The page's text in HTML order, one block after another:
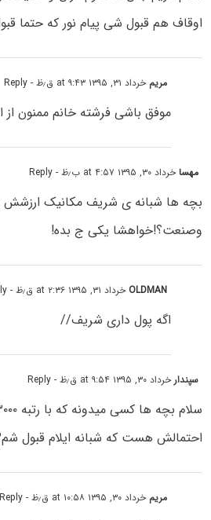
اوقاف هم قبول شی پیام نور که حتما قبول
مریم خرداد ۳۱, ۱۳۹۵ at ۹:۴۳ ق٫ظ - Reply
موفق باشی فرشته خانم ممنون از
مهساخرداد ۳۰, ۱۳۹۵ at ۴:۵۷ ب٫ظ - Reply
بچه ها شبانه ی شریف مکانیک ارزشش
وصنعت؟!خواهشا یکی ج بده!
OLDMANخرداد ۳۱, ۱۳۹۵ at ۲:۳۶ ق٫ظ - Reply
اگه پول داری شریف//
سپندارخرداد ۳۰, ۱۳۹۵ at ۹:۵۴ ق٫ظ - Reply
احتمالش هست که شبانه ایلام قبول
مریم خرداد ۳۰, ۱۳۹۵ at ۱۰:۵۸ ق٫ظ - Reply